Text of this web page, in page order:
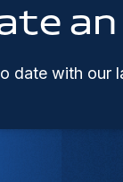
date with our